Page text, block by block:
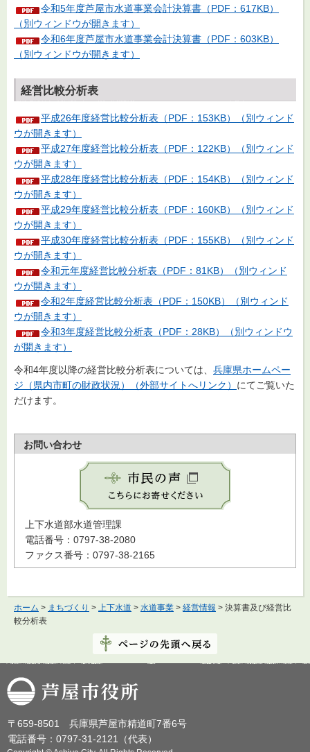
令和5年度芦屋市水道事業会計決算書（PDF：617KB）
（別ウィンドウが開きます）
令和6年度芦屋市水道事業会計決算書（PDF：603KB）
（別ウィンドウが開きます）
経営比較分析表
平成26年度経営比較分析表（PDF：153KB）（別ウィンド
ウが開きます）
平成27年度経営比較分析表（PDF：122KB）（別ウィンド
ウが開きます）
平成28年度経営比較分析表（PDF：154KB）（別ウィンド
ウが開きます）
平成29年度経営比較分析表（PDF：160KB）（別ウィンド
ウが開きます）
平成30年度経営比較分析表（PDF：155KB）（別ウィンド
ウが開きます）
令和元年度経営比較分析表（PDF：81KB）（別ウィンド
ウが開きます）
令和2年度経営比較分析表（PDF：150KB）（別ウィンド
ウが開きます）
令和3年度経営比較分析表（PDF：28KB）（別ウィンドウ
が開きます）
令和4年度以降の経営比較分析表については、 兵庫県ホームペー
ジ（県内市町の財政状況）（外部サイトへリンク） にてご覧いた
だけます。
お問い合わせ
上下水道部水道管理課
電話番号：0797-38-2080
ファクス番号：0797-38-2165
ホーム > まちづくり > 上下水道 > 水道事業 > 経営情報 > 決算書及び経営比
較分析表
芦屋市役所
〒659-8501 兵庫県芦屋市精道町7番6号
電話番号：0797-31-2121（代表）